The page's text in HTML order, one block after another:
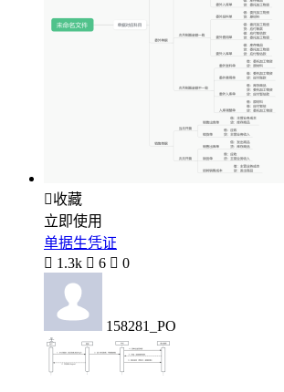
收藏
立即使用
单据生凭证
 1.3k  6  0
158281_PO